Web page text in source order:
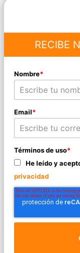
RECIBE
Nombre*
Email*
Términos de uso*
He leído y
privacidad